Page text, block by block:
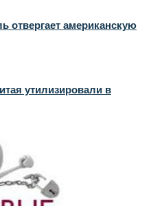
отвергает американскую
утилизировали в